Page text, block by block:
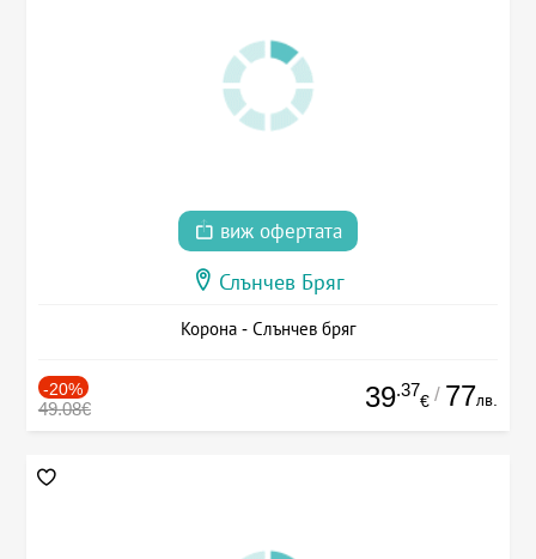
виж офертата
Слънчев Бряг
Корона - Слънчев бряг
-20%
49.08€ 39.37
€ / 77лв.